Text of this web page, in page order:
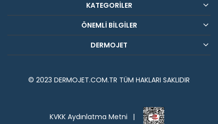
KATEGORİLER
ÖNEMLİ BİLGİLER
DERMOJET
© 2023 DERMOJET.COM.TR TÜM HAKLARI SAKLIDIR
KVKK Aydınlatma Metni